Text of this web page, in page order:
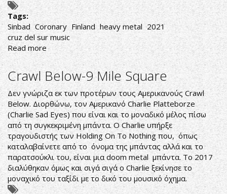
Tags:
Sinbad Coronary Finland heavy metal 2021
cruz del sur music
Read moreabout
Coronary-
Sinbad
Crawl Below-9 Mile Square
Δεν γνώριζα εκ των προτέρων τους Αμερικανούς Crawl
Below. Διορθώνω, τον Αμερικανό Charlie Platteborze
(Charlie Sad Eyes) που είναι και το μοναδικό μέλος πίσω
από τη συγκεκριμένη μπάντα. Ο Charlie υπήρξε
τραγουδιστής των Holding On To Nothing που, όπως
καταλαβαίνετε από το όνομα της μπάντας αλλά και το
παρατσούκλι του, είναι μια doom metal μπάντα. Το 2017
διαλύθηκαν όμως και σιγά σιγά ο Charlie ξεκίνησε το
μοναχικό του ταξίδι με το δικό του μουσικό όχημα.